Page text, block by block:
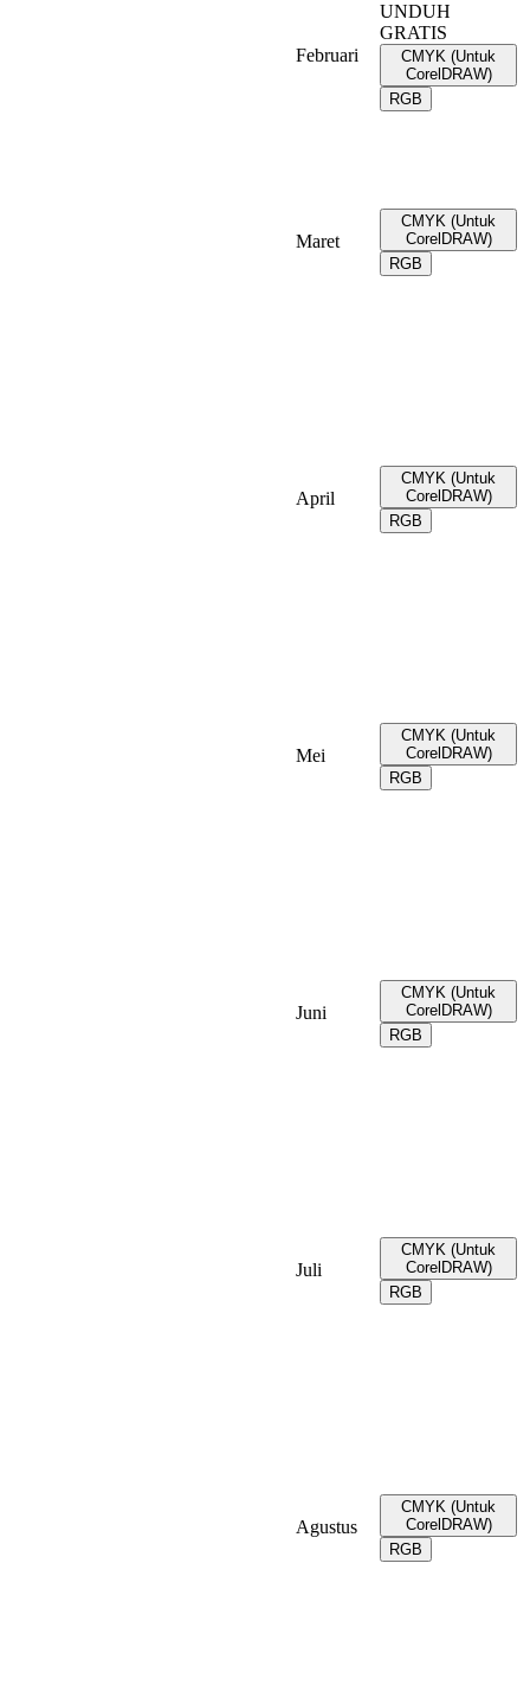
Februari
UNDUH
GRATIS
CMYK (Untuk
CorelDRAW)
RGB
Maret
CMYK (Untuk
CorelDRAW)
RGB
April
CMYK (Untuk
CorelDRAW)
RGB
Mei
CMYK (Untuk
CorelDRAW)
RGB
Juni
CMYK (Untuk
CorelDRAW)
RGB
Juli
CMYK (Untuk
CorelDRAW)
RGB
Agustus
CMYK (Untuk
CorelDRAW)
RGB